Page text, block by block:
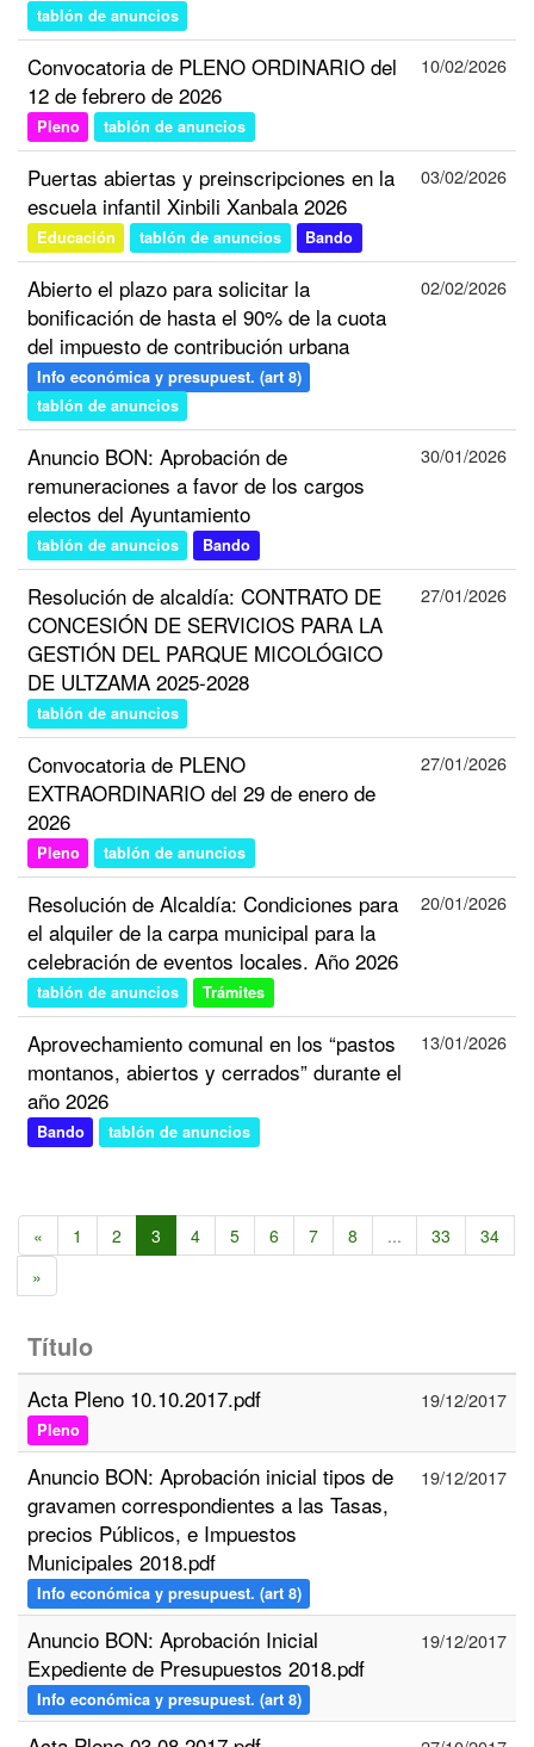
tablón de anuncios
Convocatoria de PLENO ORDINARIO del
12 de febrero de 2026
Pleno tablón de anuncios
10/02/2026
Puertas abiertas y preinscripciones en la
escuela infantil Xinbili Xanbala 2026
Educación tablón de anuncios Bando
03/02/2026
Abierto el plazo para solicitar la
bonificación de hasta el 90% de la cuota
del impuesto de contribución urbana
Info económica y presupuest. (art 8)
tablón de anuncios
02/02/2026
Anuncio BON: Aprobación de
remuneraciones a favor de los cargos
electos del Ayuntamiento
tablón de anuncios Bando
30/01/2026
Resolución de alcaldía: CONTRATO DE
CONCESIÓN DE SERVICIOS PARA LA
GESTIÓN DEL PARQUE MICOLÓGICO
DE ULTZAMA 2025-2028
tablón de anuncios
27/01/2026
Convocatoria de PLENO
EXTRAORDINARIO del 29 de enero de
2026
Pleno tablón de anuncios
27/01/2026
Resolución de Alcaldía: Condiciones para
el alquiler de la carpa municipal para la
celebración de eventos locales. Año 2026
tablón de anuncios Trámites
20/01/2026
Aprovechamiento comunal en los “pastos
montanos, abiertos y cerrados” durante el
año 2026
Bando tablón de anuncios
13/01/2026
« 1 2 3 4 5 6 7 8 ... 33
34
»
Título
Acta Pleno 10.10.2017.pdf
Pleno
19/12/2017
Anuncio BON: Aprobación inicial tipos de
gravamen correspondientes a las Tasas,
precios Públicos, e Impuestos
Municipales 2018.pdf
Info económica y presupuest. (art 8)
19/12/2017
Anuncio BON: Aprobación Inicial
Expediente de Presupuestos 2018.pdf
Info económica y presupuest. (art 8)
19/12/2017